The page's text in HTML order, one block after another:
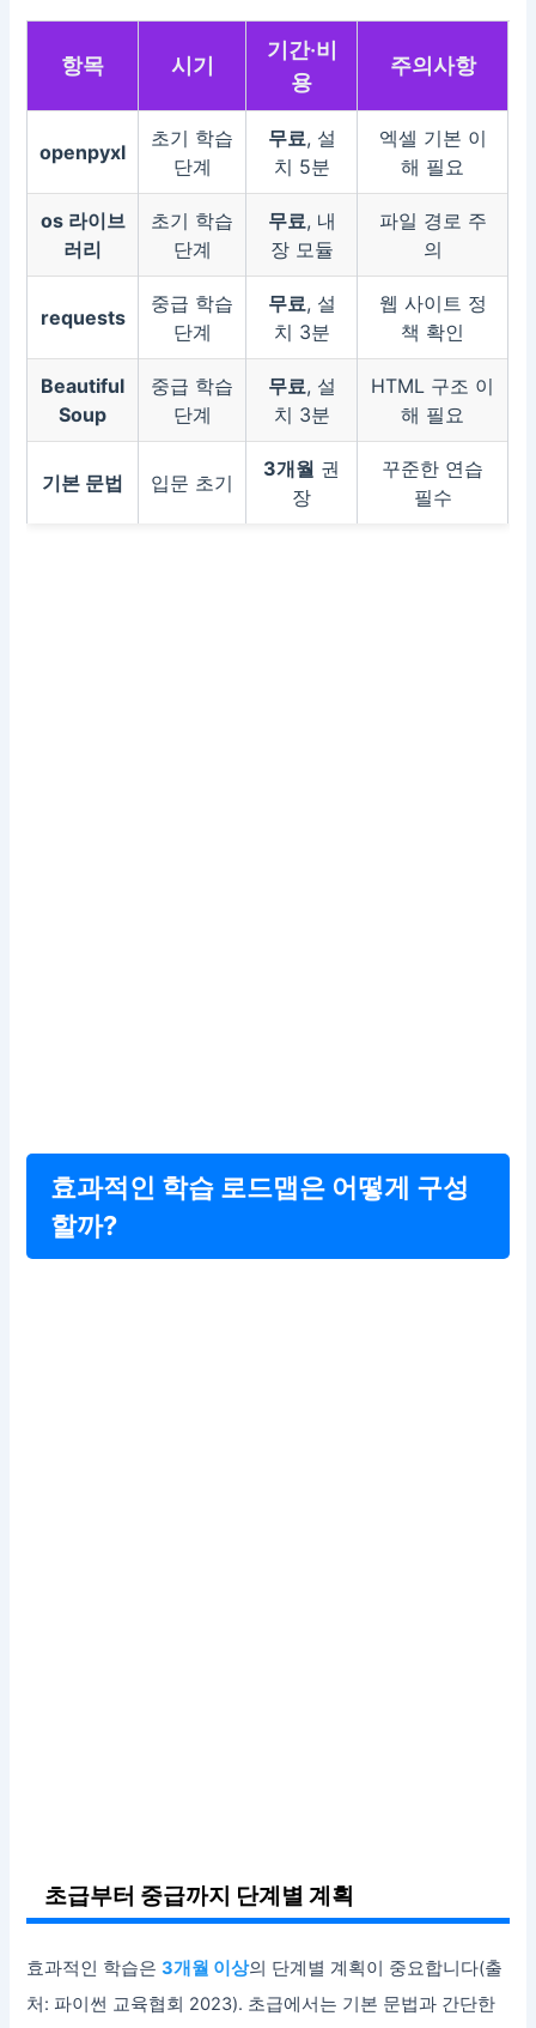
항목 시기
기간·비
용
주의사항
openpyxl
초기 학습
단계
무료, 설
치 5분
엑셀 기본 이
해 필요
os 라이브
러리
초기 학습
단계
무료, 내
장 모듈
파일 경로 주
의
requests
중급 학습
단계
무료, 설
치 3분
웹 사이트 정
책 확인
Beautiful
Soup
중급 학습
단계
무료, 설
치 3분
HTML 구조 이
해 필요
기본 문법 입문 초기
3개월 권
장
꾸준한 연습
필수
효과적인 학습 로드맵은 어떻게 구성
할까?
초급부터 중급까지 단계별 계획
효과적인 학습은3개월 이상의 단계별 계획이 중요합니다(출
처: 파이썬 교육협회 2023). 초급에서는 기본 문법과 간단한